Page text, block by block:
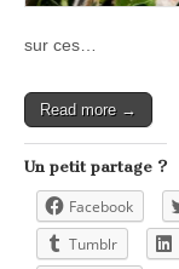
sur ces…
Read more →
Un petit partage ?
Facebook
Tumblr